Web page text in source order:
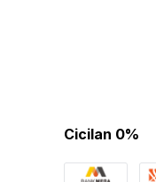
Cicilan 0%